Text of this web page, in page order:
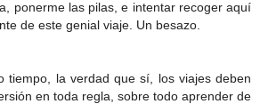
ponerme las pilas, e intentar recoger aquí
de este genial viaje. Un besazo.
tiempo, la verdad que sí, los viajes deben
en toda regla, sobre todo aprender de